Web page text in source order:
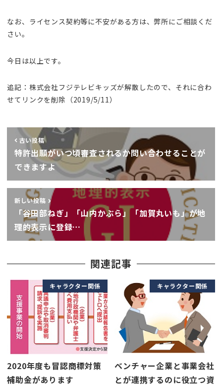
なお、ライセンス契約等に不安がある方は、弊所にご相談くだ
さい。
今日は以上です。
追記：株式会社フジテレビキッズが解散したので、それに合わ
せてリンクを削除（2019/5/11）
古い投稿
特許出願がいつ頃審査されるか問い合わせることが
できますよ
新しい投稿
「谷田部ねぎ」「山内かぶら」「加賀丸いも」が地
理的表示に登録…
関連記事
キャラクター関係
2020年度も冒認商標対策
補助金があります
キャラクター関係
ベンチャー企業と事業会社
とが連携するのに役立つ資